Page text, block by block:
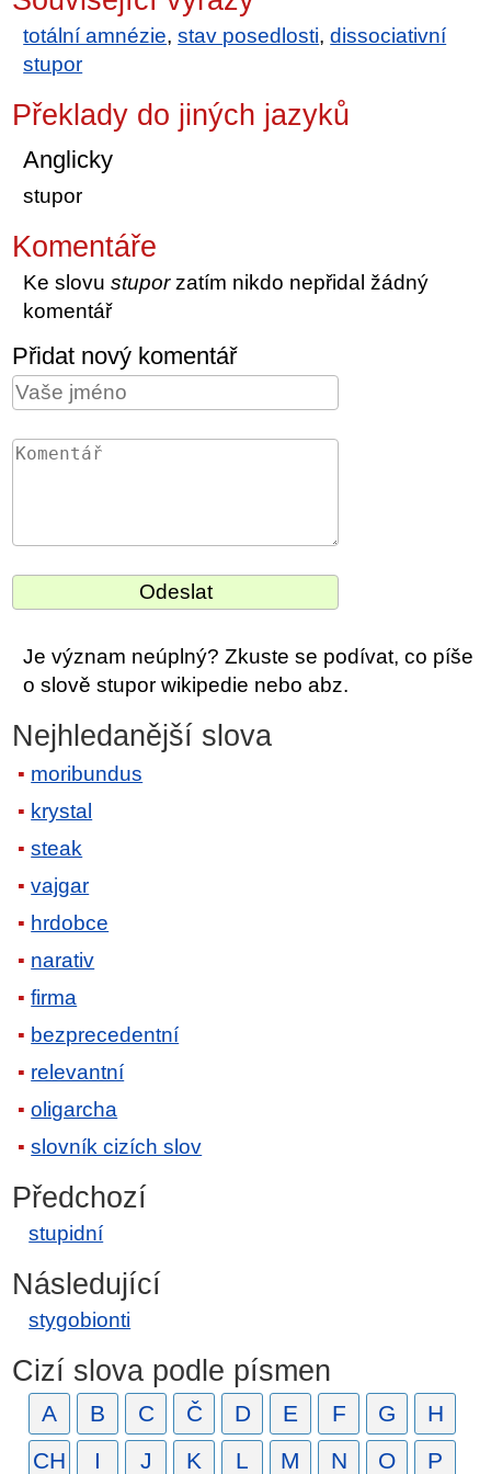
totální amnézie,stav posedlosti,dissociativní
stupor
Překlady do jiných jazyků
Anglicky
stupor
Komentáře
Ke slovustuporzatím nikdo nepřidal žádný
komentář
Přidat nový komentář
Je význam neúplný? Zkuste se podívat, co píše
o slově stupor wikipedie nebo abz.
Nejhledanější slova
moribundus
krystal
steak
vajgar
hrdobce
narativ
firma
bezprecedentní
relevantní
oligarcha
slovník cizích slov
Předchozí
stupidní
Následující
stygobionti
Cizí slova podle písmen
A B C Č D E F G
H
CH
I J K L M N O P